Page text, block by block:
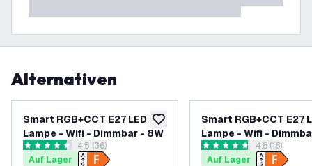
Alternativen
zur Wunschliste hinzufügen
Smart RGB+CCT E27 LED
Lampe - Wifi - Dimmbar - 8W
Bewertungsbereich öffnen
4.5 Bewertungssterne
4.5 (36)
Auf Lager
Smart RGB+CCT E27
Lampe - Wifi -
- 10 Stück
4.8 Bewertungssterne
4.8 (18)
Auf Lager